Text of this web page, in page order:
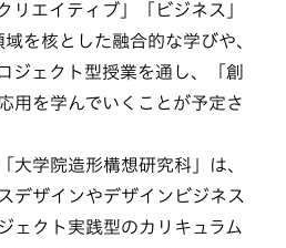
リエイティブ」「ビジネス」
を核とした融合的な学びや、
ジェクト型授業を通し、「創
用を学んでいくことが予定さ
大学院造形構想研究科」は、
デザインやデザインビジネス
ェクト実践型のカリキュラム